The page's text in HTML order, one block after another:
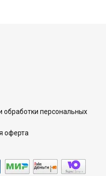
обработки персональных
оферта